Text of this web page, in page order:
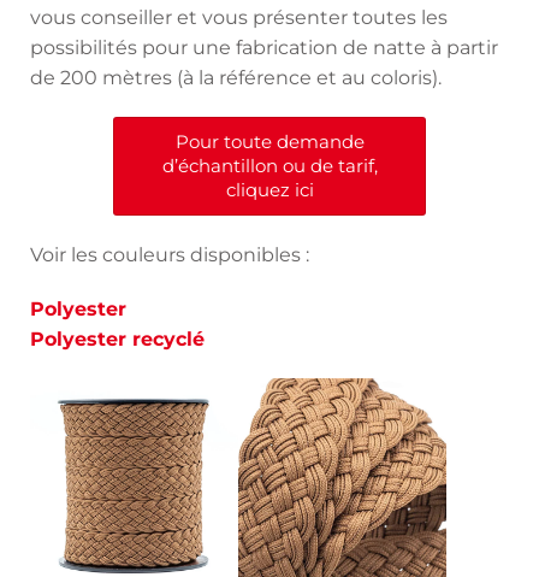
vous conseiller et vous présenter toutes les
possibilités pour une fabrication de natte à partir
de 200 mètres (à la référence et au coloris).
Pour toute demande
d’échantillon ou de tarif,
cliquez ici
Voir les couleurs disponibles :
Polyester
Polyester recyclé